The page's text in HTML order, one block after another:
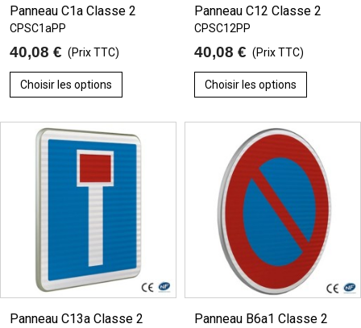
Panneau C1a Classe 2
CPSC1aPP
40,08 € (Prix TTC)
Choisir les options
Panneau C12 Classe 2
CPSC12PP
40,08 € (Prix TTC)
Choisir les options
Panneau C13a Classe 2 Panneau B6a1 Classe 2